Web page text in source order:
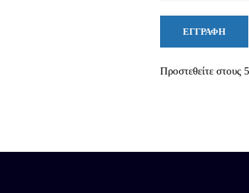
ΕΓΓΡΑΦΉ
Προστεθείτε στους